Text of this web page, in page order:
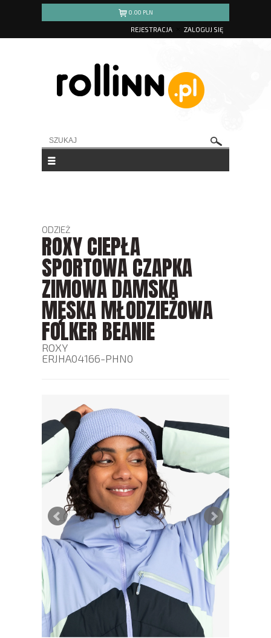
0.00 PLN
REJESTRACJA ZALOGUJ SIĘ
ODZIEŻ
ROXY CIEPŁA
SPORTOWA CZAPKA
ZIMOWA DAMSKA
MĘSKA MŁODZIEŻOWA
FOLKER BEANIE
ROXY
ERJHA04166-PHN0